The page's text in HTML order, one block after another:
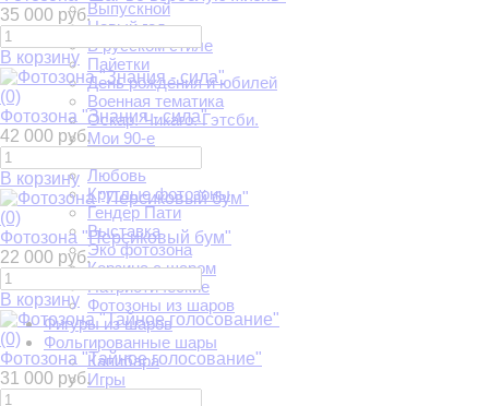
Выпускной
Новый год
В русском стиле
Пайетки
День рождения и юбилей
Военная тематика
Оскар. Чикаго. Гэтсби.
Мои 90-е
Любовь
Круглые фотозоны
Гендер Пати
Выставка
Эко фотозона
Корзина с шаром
Патриотические
Фотозоны из шаров
Фигуры из шаров
Фольгированные шары
Капибара
Игры
35 000 руб.
В корзину
(0)
Фотозона "Знания - сила"
42 000 руб.
В корзину
(0)
Фотозона "Персиковый бум"
22 000 руб.
В корзину
(0)
Фотозона "Тайное голосование"
31 000 руб.